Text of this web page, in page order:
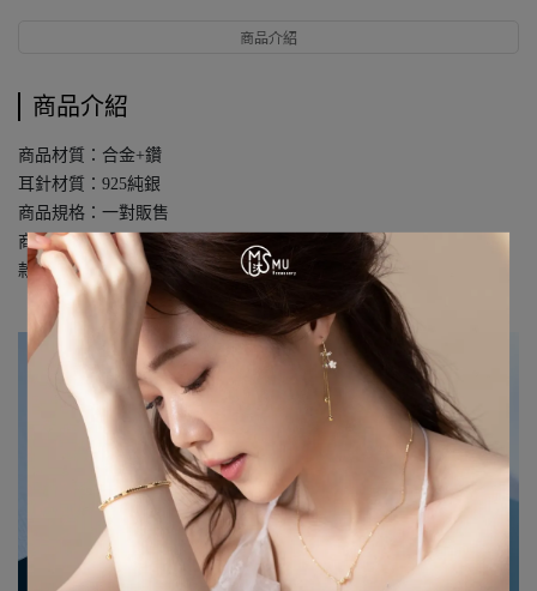
商品介紹
商品介紹
商品材質：合金+鑽
耳針材質：925純銀
商品規格：一對販售
商品尺寸：長1.8 x 寬1.7 cm
款式號碼：2409A01